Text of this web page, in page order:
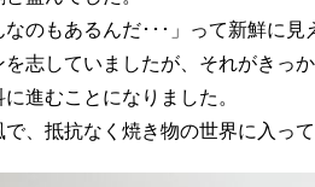
のもあるんだ･･･」って新鮮に見
志していましたが、それがきっ
進むことになりました。
、抵抗なく焼き物の世界に入っ